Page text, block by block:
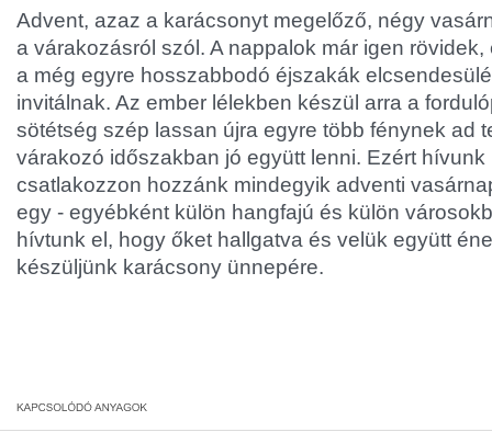
Advent, azaz a karácsonyt megelőző, négy
a várakozásról szól. A nappalok már igen
a még egyre hosszabbodó éjszakák
invitálnak. Az ember lélekben készül arra a
sötétség szép lassan újra egyre több fénynek ad
várakozó időszakban jó együtt lenni. Ezért
csatlakozzon hozzánk mindegyik adventi
egy - egyébként külön hangfajú és külön
hívtunk el, hogy őket hallgatva és velük együtt
készüljünk karácsony ünnepére.